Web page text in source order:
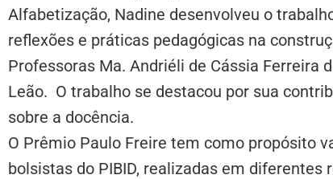
Alfabetização, Nadine desenvolveu o
reflexões e práticas pedagógicas na
Professoras Ma. Andriéli de Cássia Ferreira
Leão. O trabalho se destacou por sua
sobre a docência.
O Prêmio Paulo Freire tem como propósito
bolsistas do PIBID, realizadas em